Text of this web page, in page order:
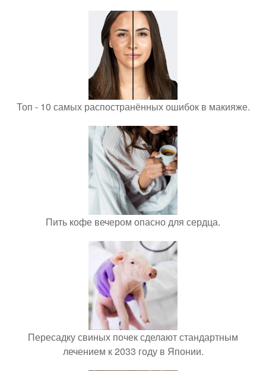
Топ - 10 самых распостранённых ошибок в макияже.
Пить кофе вечером опасно для сердца.
Пересадку свиных почек сделают стандартным
лечением к 2033 году в Японии.